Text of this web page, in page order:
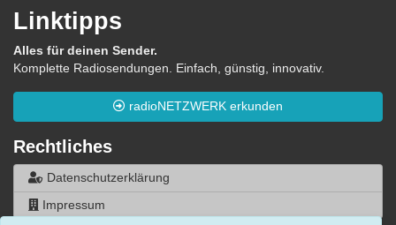
Linktipps
Alles für deinen Sender.
Komplette Radiosendungen. Einfach, günstig, innovativ.
radioNETZWERK erkunden
Rechtliches
Datenschutzerklärung
Impressum